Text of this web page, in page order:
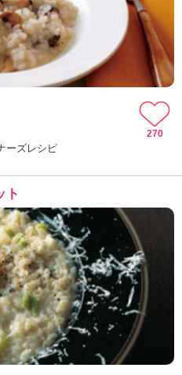
ーズレシピ
270
ト